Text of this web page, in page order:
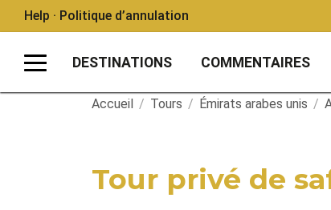
Help · Politique d’annulation
DESTINATIONS COMMENTAIRES
Accueil / Tours / Émirats arabes unis /
Tour privé de